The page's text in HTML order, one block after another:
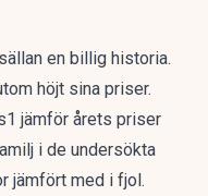
en billig historia.
höjt sina priser.
jämför årets priser
i de undersökta
jämfört med i fjol.